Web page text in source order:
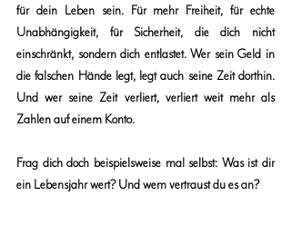
für dein Leben sein. Für mehr Freiheit, für echte
Unabhängigkeit, für Sicherheit, die dich nicht
einschränkt, sondern dich entlastet. Wer sein Geld in
die falschen Hände legt, legt auch seine Zeit dorthin.
Und wer seine Zeit verliert, verliert weit mehr als
Zahlen auf einem Konto.
Frag dich doch beispielsweise mal selbst: Was ist dir
ein Lebensjahr wert? Und wem vertraust du es an?